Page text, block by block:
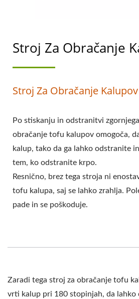
Stroj Za Obračanje
Stroj Za Obračanje
Po stiskanju in odstranitvi
obračanje tofu kalupov omogoča,
kalup, tako da ga lahko odstranite
tem, ko odstranite krpo.
Resnično, brez tega stroja ni
tofu kalupa, saj se lahko zrahlja.
pade in se poškoduje.
Zaradi tega stroj za obračanje tofu
vrti kalup pri 180 stopinjah, da lahko